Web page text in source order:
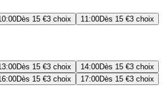
Dès 15 €3 choix 11:00Dès 15 €3 choix
Dès 15 €3 choix 14:00Dès 15 €3 choix
Dès 15 €3 choix 17:00Dès 15 €3 choix